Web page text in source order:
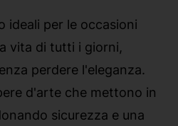
ideali per le occasioni
vita di tutti i giorni,
perdere l'eleganza.
d'arte che mettono in
sicurezza e una